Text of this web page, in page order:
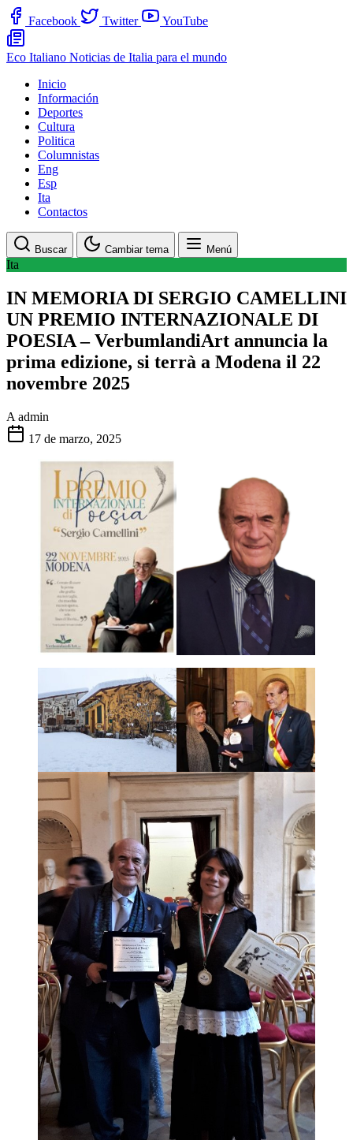
Facebook Twitter YouTube
Eco Italiano Noticias de Italia para el mundo
Inicio
Información
Deportes
Cultura
Politica
Columnistas
Eng
Esp
Ita
Contactos
Buscar Cambiar tema Menú
Ita
IN MEMORIA DI SERGIO CAMELLINI
UN PREMIO INTERNAZIONALE DI
POESIA – VerbumlandiArt annuncia la
prima edizione, si terrà a Modena il 22
novembre 2025
A admin
17 de marzo, 2025